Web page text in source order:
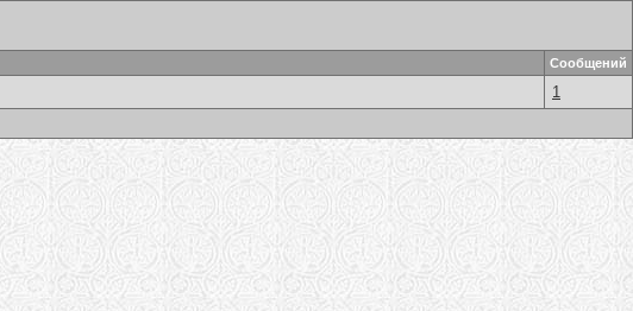
Сообщений
1